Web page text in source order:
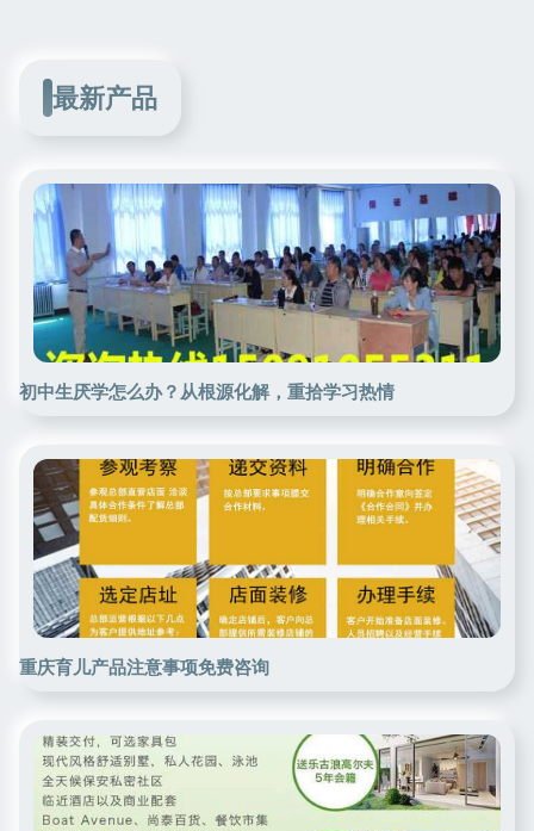
最新产品
初中生厌学怎么办？从根源化解，重拾学习热情
重庆育儿产品注意事项免费咨询